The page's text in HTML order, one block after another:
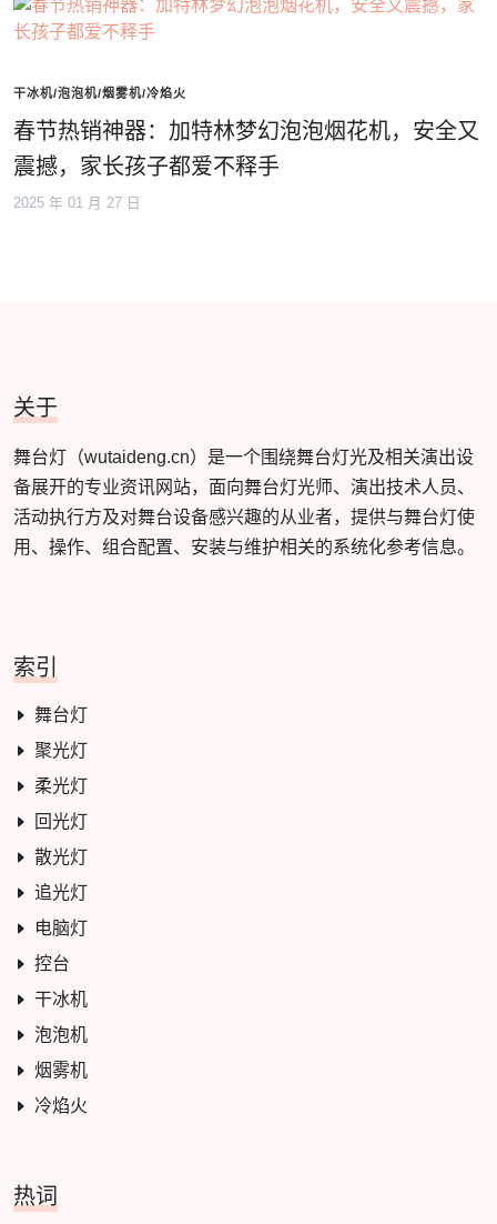
干冰机/泡泡机/烟雾机/冷焰火
春节热销神器：加特林梦幻泡泡烟花机，安全又
震撼，家长孩子都爱不释手
2025 年 01 月 27 日
关于
舞台灯（wutaideng.cn）是一个围绕舞台灯光及相关演出设
备展开的专业资讯网站，面向舞台灯光师、演出技术人员、
活动执行方及对舞台设备感兴趣的从业者，提供与舞台灯使
用、操作、组合配置、安装与维护相关的系统化参考信息。
索引
舞台灯
聚光灯
柔光灯
回光灯
散光灯
追光灯
电脑灯
控台
干冰机
泡泡机
烟雾机
冷焰火
热词